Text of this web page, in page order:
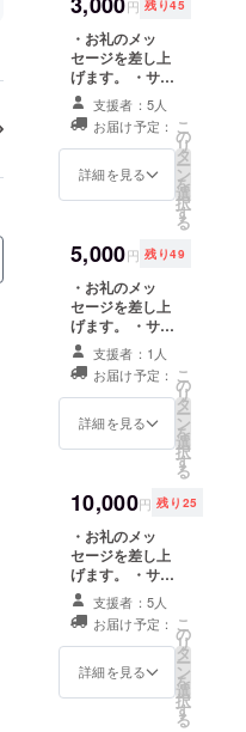
くりの活動
の受け入れ
が始まりま
した。同時
期に、アメ
リカのマサ
チューセッ
ツ工科大学
田研究グ
ループと地
元の恊働に
よって、
「田根地
区・地域づ
くり計画」
の課題（里
山活用と獣
害対策、空
き家利用）
に取り組ん
できまし
た。また、
MIT大学院生
のIra Winder
円 残り45
・お礼のメッ
セージを差し上
げます。 ・サイ
トに「Special
Thanks」といた
しまして、名前
またはニック
ネームの掲載を
掲載) ・SoHub
ワークショップ
ムービーをリン
クにてお送りい
たします。
支援者：5人
お届け予定：
詳細を見る
こ
の
リ
タ
ー
ン
を
選
択
す
る
5,000円 残り49
・お礼のメッ
セージを差し上
げます。 ・サイ
トに「Special
Thanks」といた
しまして、名前
またはニック
ネームの掲載を
掲載) ・SoHub
ワークショップ
ムービーをリン
クにてお送りい
たします。 ・
SoHubメンバー
によるおしゃれ
なポストカード
をお送りしま
す。
支援者：1人
お届け予定：
詳細を見る
こ
の
リ
タ
ー
ン
を
選
択
す
る
10,000円 残り25
・お礼のメッ
セージを差し上
げます。 ・サイ
トに「Special
Thanks」といた
しまして、名前
またはニック
ネームの掲載を
支援者：5人
お届け予定：
詳細を見る
こ
の
リ
タ
ー
ン
を
選
択
す
る